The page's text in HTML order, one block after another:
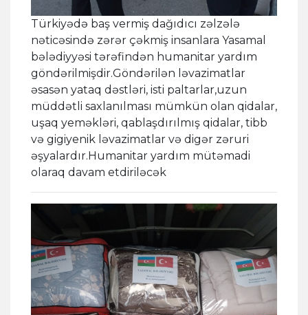
Türkiyədə baş vermiş dağıdıcı zəlzələ
nəticəsində zərər çəkmiş insanlara Yasamal
bələdiyyəsi tərəfindən humanitar yardım
göndərilmişdir.Göndərilən ləvazimatlar
əsasən yataq dəstləri, isti paltarlar,uzun
müddətli saxlanılması mümkün olan qidalar,
uşaq yeməkləri, qablaşdırılmış qidalar, tibb
və gigiyenik ləvazimatlar və digər zəruri
əşyalardır.Humanitar yardım mütəmadi
olaraq davam etdiriləcək